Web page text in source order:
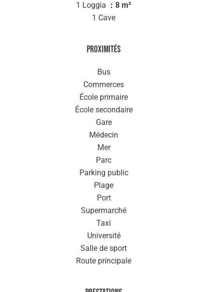
1 Loggia
8 m²
1 Cave
Proximités
Bus
Commerces
École primaire
École secondaire
Gare
Médecin
Mer
Parc
Parking public
Plage
Port
Supermarché
Taxi
Université
Salle de sport
Route principale